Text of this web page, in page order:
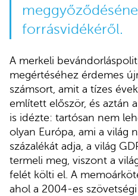
forrásvidékéről.
A merkeli
megértéséhez érdemes
számsort, amit a tízes
említett először, és aztán
is idézte: tartósan nem
olyan Európa, ami a világ
százalékát adja, a világ
termeli meg, viszont a
felét költi el. A
ahol a 2004-es